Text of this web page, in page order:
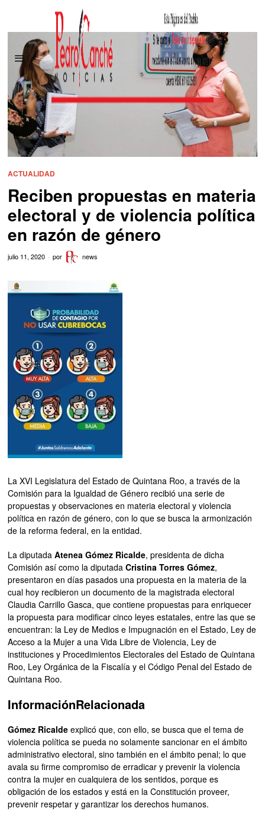
ACTUALIDAD
Reciben propuestas en materia
electoral y de violencia política
en razón de género
julio 11, 2020 por news
La XVI Legislatura del Estado de Quintana Roo, a través de la
Comisión para la Igualdad de Género recibió una serie de
propuestas y observaciones en materia electoral y violencia
política en razón de género, con lo que se busca la armonización
de la reforma federal, en la entidad.
La diputadaAtenea Gómez Ricalde, presidenta de dicha
Comisión así como la diputadaCristina Torres Gómez,
presentaron en días pasados una propuesta en la materia de la
cual hoy recibieron un documento de la magistrada electoral
Claudia Carrillo Gasca, que contiene propuestas para enriquecer
la propuesta para modificar cinco leyes estatales, entre las que se
encuentran: la Ley de Medios e Impugnación en el Estado, Ley de
Acceso a la Mujer a una Vida Libre de Violencia, Ley de
instituciones y Procedimientos Electorales del Estado de Quintana
Roo, Ley Orgánica de la Fiscalía y el Código Penal del Estado de
Quintana Roo.
InformaciónRelacionada
Gómez Ricalde explicó que, con ello, se busca que el tema de
violencia política se pueda no solamente sancionar en el ámbito
administrativo electoral, sino también en el ámbito penal; lo que
avala su firme compromiso de erradicar y prevenir la violencia
contra la mujer en cualquiera de los sentidos, porque es
obligación de los estados y está en la Constitución proveer,
prevenir respetar y garantizar los derechos humanos.